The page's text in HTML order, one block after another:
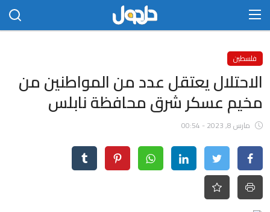
الدخول
الرئيسية
الاتصال بنا
مجتمع
حلحول
أخبار
فلسطين
الاحتلال يعتقل عدد من المواطنين من
مخيم عسكر شرق محافظة نابلس
مارس 8, 2023 - 00:54